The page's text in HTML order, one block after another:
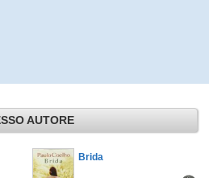
AUTORE
Brida